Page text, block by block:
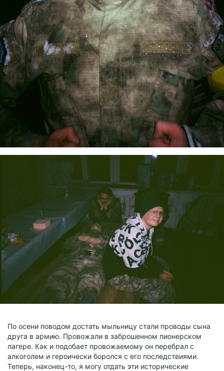
По осени поводом достать мыльницу стали проводы сына
друга в армию. Провожали в заброшенном пионерском
лагере. Как и подобает провожаемому он перебрал с
алкоголем и героически боролся с его последствиями.
Теперь, наконец-то, я могу отдать эти исторические